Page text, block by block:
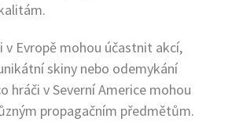
v Evropě mohou účastnit akcí,
skiny nebo odemykání
hráči v Severní Americe mohou
propagačním předmětům.